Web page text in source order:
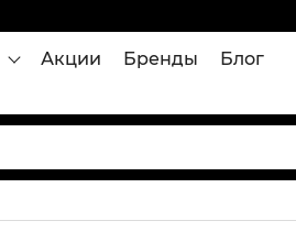
Акции Бренды
Блог